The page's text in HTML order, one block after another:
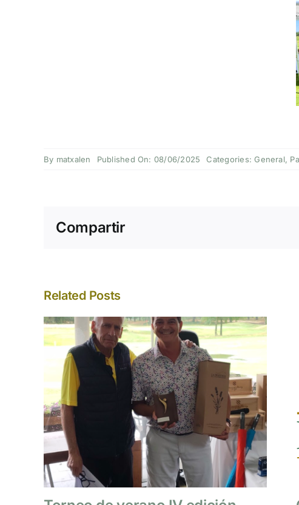
By matxalen Published On: 08/06/2025 Categories:General,
Compartir
Related Posts